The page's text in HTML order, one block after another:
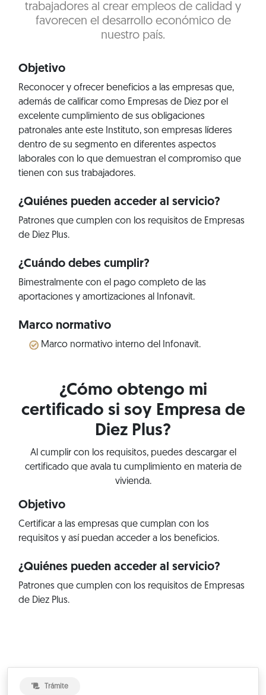
trabajadores al crear empleos de calidad y
favorecen el desarrollo económico de
nuestro país.
Objetivo
Reconocer y ofrecer beneficios a las empresas que,
además de calificar como Empresas de Diez por el
excelente cumplimiento de sus obligaciones
patronales ante este Instituto, son empresas líderes
dentro de su segmento en diferentes aspectos
laborales con lo que demuestran el compromiso que
tienen con sus trabajadores.
¿Quiénes pueden acceder al servicio?
Patrones que cumplen con los requisitos de Empresas
de Diez Plus.
¿Cuándo debes cumplir?
Bimestralmente con el pago completo de las
aportaciones y amortizaciones al Infonavit.
Marco normativo
Marco normativo interno del Infonavit.
¿Cómo obtengo mi
certificado si soy Empresa de
Diez Plus?
Al cumplir con los requisitos, puedes descargar el
certificado que avala tu cumplimiento en materia de
vivienda.
Objetivo
Certificar a las empresas que cumplan con los
requisitos y así puedan acceder a los beneficios.
¿Quiénes pueden acceder al servicio?
Patrones que cumplen con los requisitos de Empresas
de Diez Plus.
Trámite